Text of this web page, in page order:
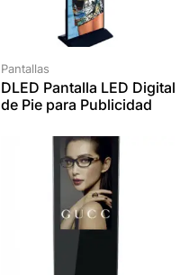
Pantallas
DLED Pantalla LED Digital
de Pie para Publicidad